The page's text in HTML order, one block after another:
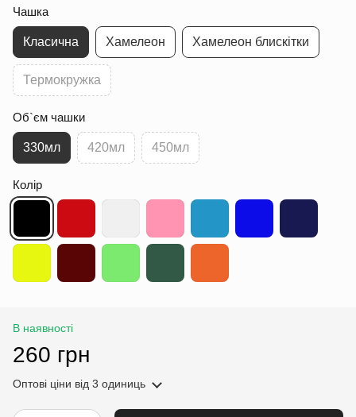
Чашка
Класична Хамелеон Хамелеон блискітки
Термокружка
Об`єм чашки
330мл 420мл 450мл
Колір
В наявності
260 грн
Оптові ціни від 3 одиниць